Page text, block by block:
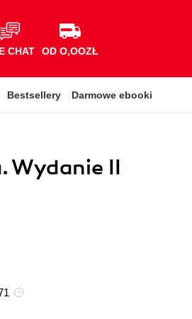
CHAT OD O,OOZŁ
Bestsellery Darmowe ebooki
Wydanie II